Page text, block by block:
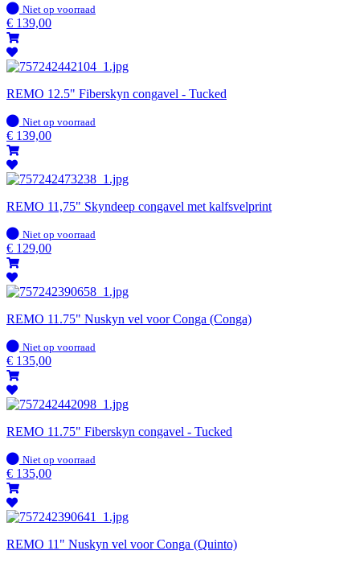
Op
voorraad
Niet op voorraad
€ 139,00
REMO 12.5" Fiberskyn congavel - Tucked
Op
voorraad
Niet op voorraad
€ 139,00
REMO 11,75" Skyndeep congavel met kalfsvelprint
Op
voorraad
Niet op voorraad
€ 129,00
REMO 11.75" Nuskyn vel voor Conga (Conga)
Op
voorraad
Niet op voorraad
€ 135,00
REMO 11.75" Fiberskyn congavel - Tucked
Op
voorraad
Niet op voorraad
€ 135,00
REMO 11" Nuskyn vel voor Conga (Quinto)